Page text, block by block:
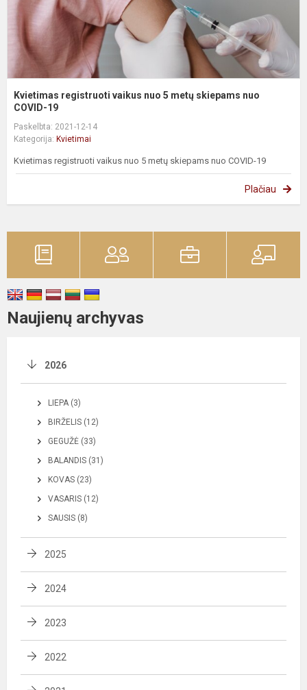
Kvietimas registruoti vaikus nuo 5 metų skiepams nuo
COVID-19
Paskelbta: 2021-12-14
Kategorija: Kvietimai
Kvietimas registruoti vaikus nuo 5 metų skiepams nuo COVID-19
Plačiau
Naujienų archyvas
2026
LIEPA (3)
BIRŽELIS (12)
GEGUŽĖ (33)
BALANDIS (31)
KOVAS (23)
VASARIS (12)
SAUSIS (8)
2025
2024
2023
2022